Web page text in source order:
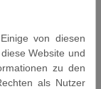
| 199,77 € /
Warenkorb
von diesen
Website und
zu den
als Nutzer